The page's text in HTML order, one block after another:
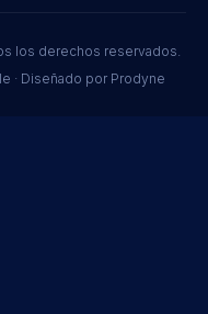
los derechos reservados.
· Diseñado por Prodyne